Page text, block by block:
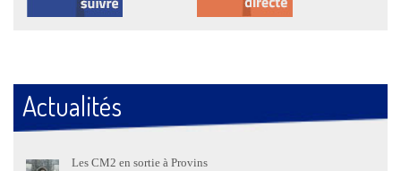
Actualités
Les CM2 en sortie à Provins